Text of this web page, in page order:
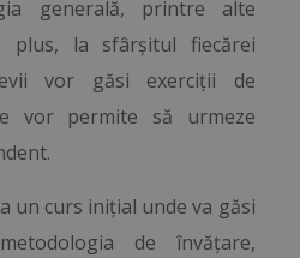
generală, printre alte
plus, la sfârșitul fiecărei
vor găsi exerciții de
vor permite să urmeze
un curs inițial unde va găsi
de învățare,